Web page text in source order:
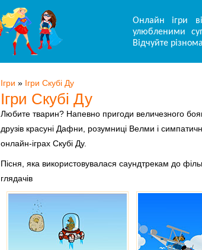
Онлайн ігри
улюбленими
Відчуйте
Ігри » Ігри Скубі Ду
Ігри Скубі Ду
Любите тварин? Напевно пригоди величезного
друзів красуні Дафни, розумниці Велми і
онлайн-іграх Скубі Ду.
Пісня, яка використовувалася саундтрекам до
глядачів